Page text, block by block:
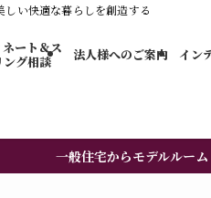
い快適な暮らしを創造する
ート＆ス
ング​相談
法人様へのご案内 イン
一般住宅からモデルルー